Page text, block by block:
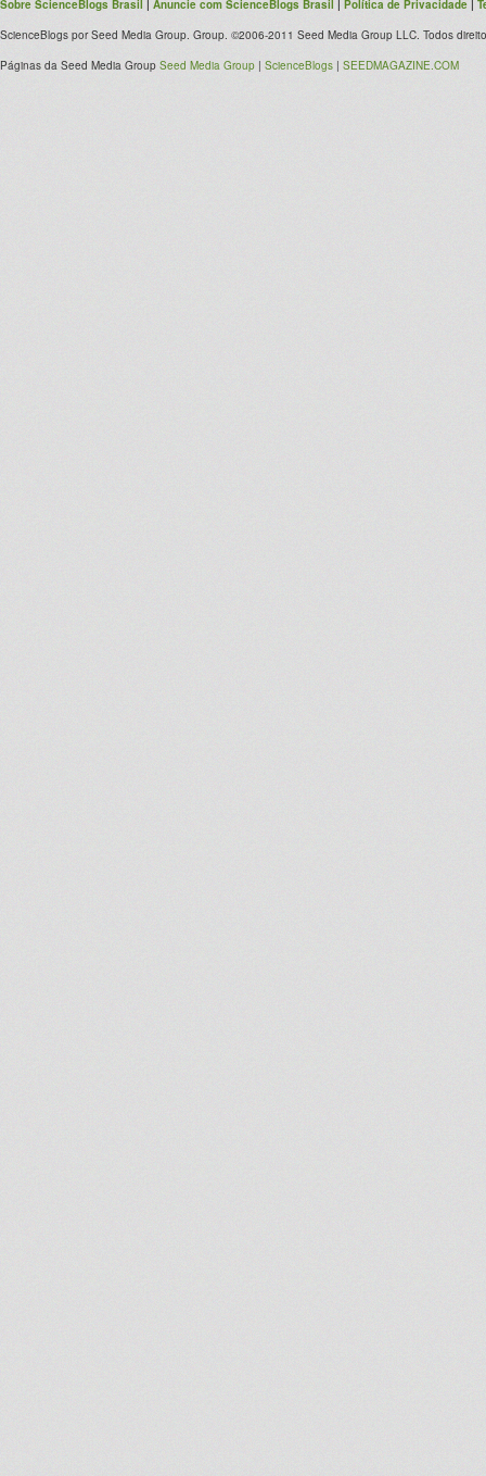
Sobre ScienceBlogs Brasil Anuncie com ScienceBlogs Brasil Política de Privacidade
ScienceBlogs por Seed Media Group. Group. ©2006-2011 Seed Media Group LLC. Todos
Páginas da Seed Media Group Seed Media Group | ScienceBlogs | SEEDMAGAZINE.COM